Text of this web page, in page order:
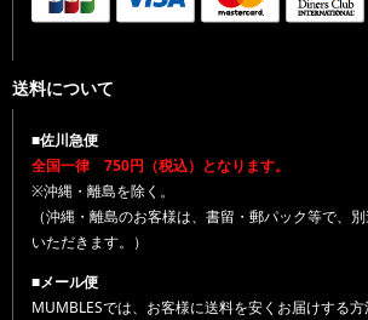
送料について
■佐川急便
全国一律 750円（税込）となります。
※沖縄・離島を除く。
（沖縄・離島のお客様は、書留・郵パック等で、
いただきます。）
■メール便
MUMBLESでは、お客様に送料を安くお届けする